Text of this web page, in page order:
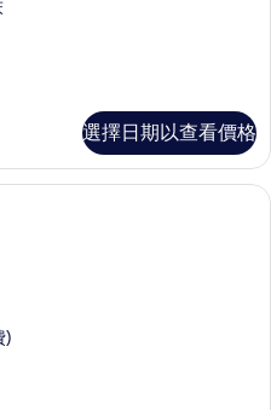
選擇日期以查看價格
免費迷你吧、客房內保險箱、書桌、隔
)